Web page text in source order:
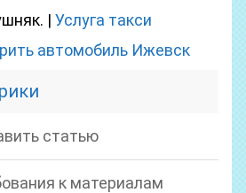
| Услуга такси
автомобиль Ижевск
статью
к материалам